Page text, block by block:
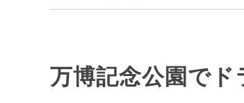
万博記念公園で